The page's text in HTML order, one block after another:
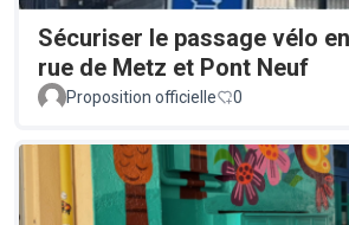
Sécuriser le passage vélo
rue de Metz et Pont Neuf
Proposition officielle 0